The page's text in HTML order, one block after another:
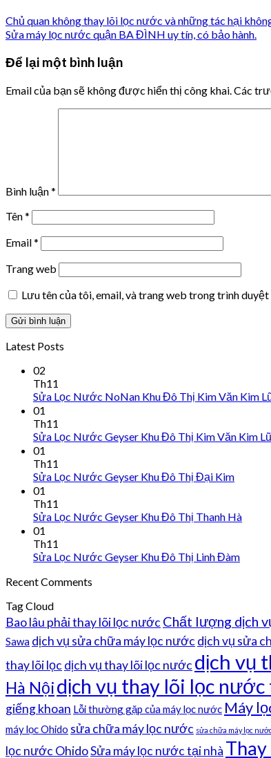
Chủ quan không thay lõi lọc nước và những tác hại
Sửa máy lọc nước quận BA ĐÌNH uy tín, có bảo hành.
Để lại một bình luận
Email của bạn sẽ không được hiển thị công khai. Các
Bình luận*
Tên*
Email*
Trang web
Lưu tên của tôi, email, và trang web trong trình
Latest Posts
02
Th11
Sửa Lọc Nước NoNan Khu Đô Thị Kim Văn Kim
01
Th11
Sửa Lọc Nước Geyser Khu Đô Thị Kim Văn Kim Lũ
01
Th11
Sửa Lọc Nước Geyser Khu Đô Thị Đại Kim
01
Th11
Sửa Lọc Nước Geyser Khu Đô Thị Thanh Hà
01
Th11
Sửa Lọc Nước Geyser Khu Đô Thị Linh Đàm
Recent Comments
Tag Cloud
Bao lâu phải thay lõi lọc nước Chất lượng dịch
Sawa dịch vụ sửa chữa máy lọc nước dịch vụ sửa
thay lõi lọc dịch vụ thay lõi lọc nước dịch vụ
Hà Nộidịch vụ thay lõi lọc
giếng khoan Lỗi thường gặp của máy lọc nước Máy
máy lọc Ohido sửa chữa máy lọc nước sửa chữa máy lọc
lọc nước OhidoSửa máy lọc nước tại nhà